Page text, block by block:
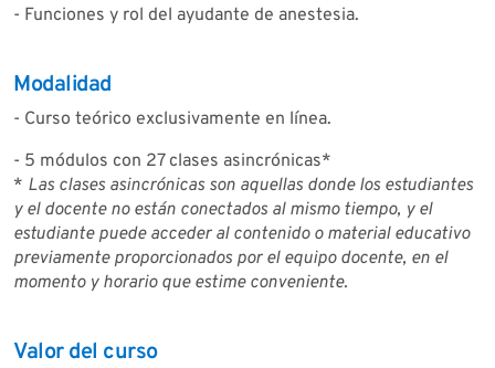
- Funciones y rol del ayudante de anestesia.
Modalidad
- Curso teórico exclusivamente en línea.
- 5 módulos con 27 clases asincrónicas*
* Las clases asincrónicas son aquellas donde los estudiantes
y el docente no están conectados al mismo tiempo, y el
estudiante puede acceder al contenido o material educativo
previamente proporcionados por el equipo docente, en el
momento y horario que estime conveniente.
Valor del curso